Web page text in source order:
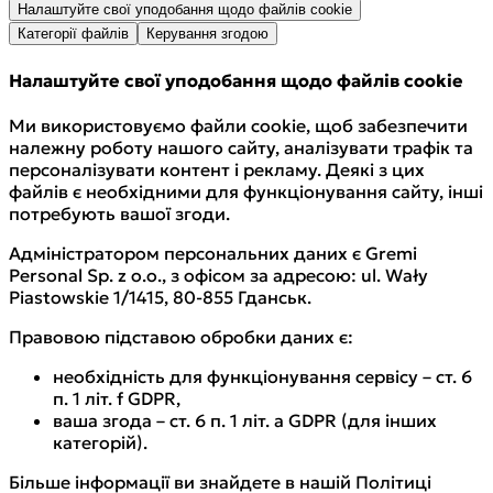
cookies— ваша попередня згода (
GDPR;ст. 173–174 Prawo telekomunikacyjne
7. Керування та відкликання згоди
Ви можете змінити налаштування cookies через
банер згоди або у налаштуваннях браузера:
Google Chrome
Mozilla Firefox
Safari
Microsoft Edge
8. Ваші права
Ви маєте право:
доступу до своїх персональних даних,
їх виправлення,
видалення,
обмеження обробки,
відкликання згоди у будь-який час без впливу
Розгорнути
Налаштуйте свої уподобання щодо файлів cookie
Категорії файлів
Керування згодою
Налаштуйте свої уподобання щодо файлів cookie
Ми використовуємо файли cookie, щоб забезпечити
належну роботу нашого сайту, аналізувати трафік та
персоналізувати контент і рекламу. Деякі з цих
файлів є необхідними для функціонування сайту, інші
потребують вашої згоди.
Адміністратором персональних даних є Gremi
Personal Sp. z o.o., з офісом за адресою: ul. Wały
Piastowskie 1/1415, 80-855 Гданськ.
Правовою підставою обробки даних є:
необхідність для функціонування сервісу – ст. 6
п. 1 літ. f GDPR,
ваша згода – ст. 6 п. 1 літ. a GDPR (для інших
категорій).
Більше інформації ви знайдете в нашій Політиці